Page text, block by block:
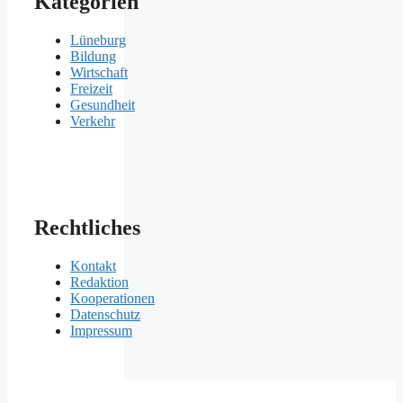
Lüneburg
Bildung
Wirtschaft
Freizeit
Gesundheit
Verkehr
Rechtliches
Kontakt
Redaktion
Kooperationen
Datenschutz
Impressum